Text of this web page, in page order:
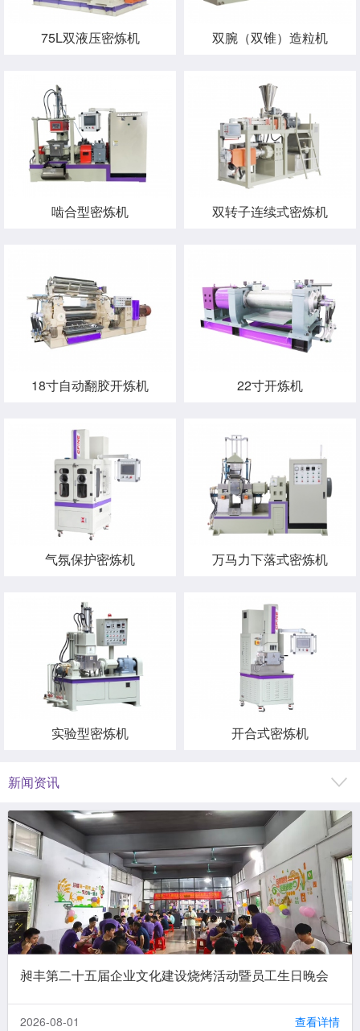
75L双液压密炼机 双腕（双锥）造粒机
啮合型密炼机 双转子连续式密炼机
18寸自动翻胶开炼机 22寸开炼机
气氛保护密炼机 万马力下落式密炼机
实验型密炼机 开合式密炼机
新闻资讯
昶丰第二十五届企业文化建设烧烤活动暨员工生日晚会
2026-08-01 查看详情